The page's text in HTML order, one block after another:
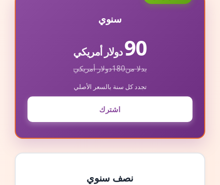
سنوي
90دولار أمريكي
بدلا من180دولار أمريكي
تجدد كل سنة بالسعر الأصلي
اشترك
نصف سنوي